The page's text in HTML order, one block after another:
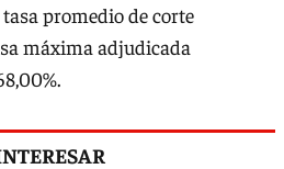
promedio de corte
máxima adjudicada